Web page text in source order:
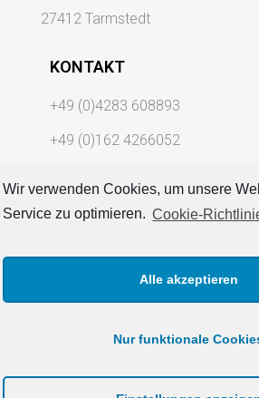
Wir verwenden Cookies, um unsere
Service zu optimieren. Cookie-
Alle akzeptieren
Nur funktionale
27412 Tarmstedt
KONTAKT
+49 (0)4283 608893
+49 (0)162 4266052
AGB